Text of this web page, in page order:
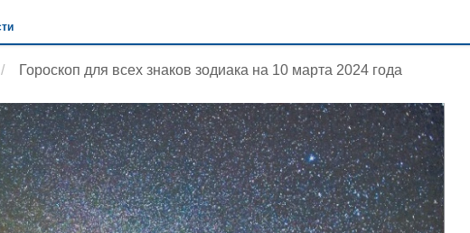
Гороскоп для всех знаков зодиака на 10 марта 2024 года